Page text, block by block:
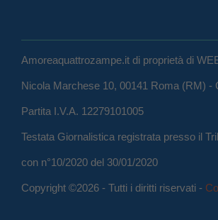
Amoreaquattrozampe.it di proprietà di
Nicola Marchese 10, 00141 Roma (RM) -
Partita I.V.A. 12279101005
Testata Giornalistica registrata presso il
con n°10/2020 del 30/01/2020
Copyright ©2026 - Tutti i diritti riservati -